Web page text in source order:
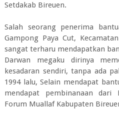
Setdakab Bireuen.
Salah seorang penerima
Gampong Paya Cut,
sangat terharu mendapatkan
Darwan megaku dirinya
kesadaran sendiri, tanpa ada
1994 lalu, Selain mendapat
mendapat pembinanaan
Forum Muallaf Kabupaten